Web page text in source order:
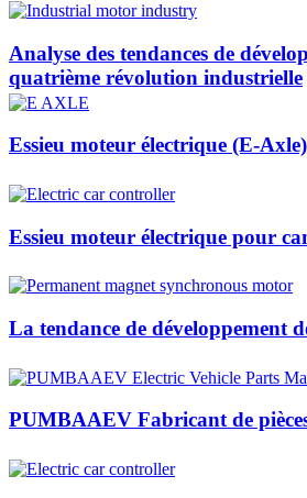
Analyse des tendances de
quatrième révolution industrielle
Essieu moteur électrique (E-
Essieu moteur électrique pour
La tendance de développement
PUMBAAEV Fabricant de